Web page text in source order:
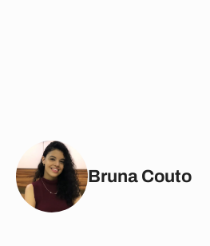
Bruna Couto